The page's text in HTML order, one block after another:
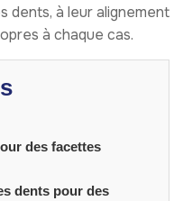
dents, à leur alignement
à chaque cas.
des facettes
dents pour des